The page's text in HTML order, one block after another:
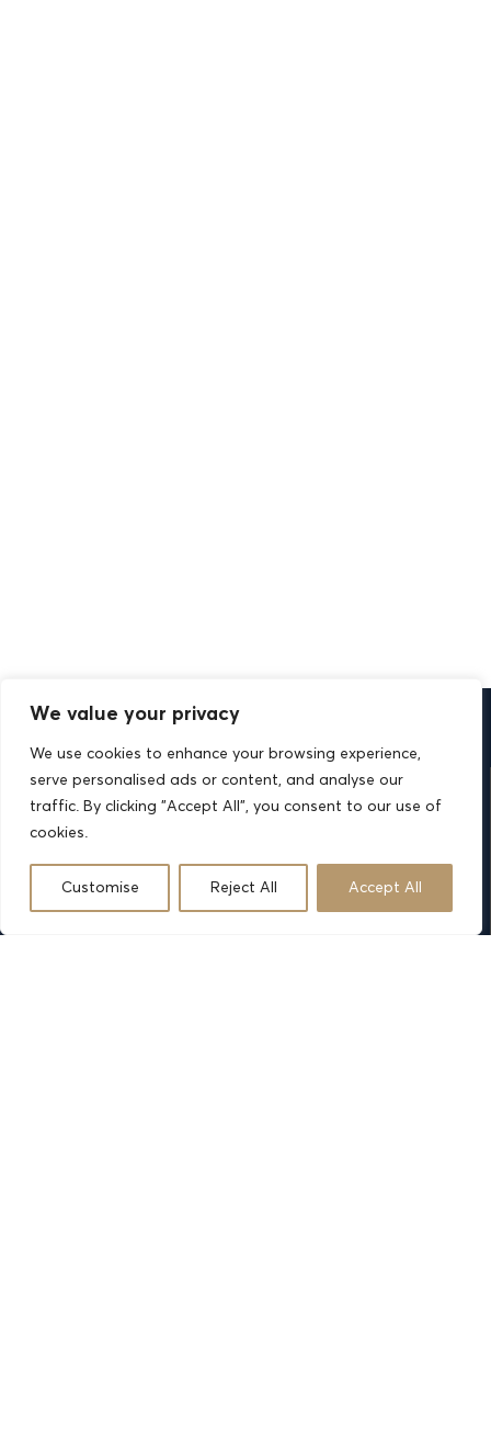
We value your privacy
We use cookies to enhance your browsing experience,
serve personalised ads or content, and analyse our
traffic. By clicking "Accept All", you consent to our use of
cookies.
Customise Reject All Accept All